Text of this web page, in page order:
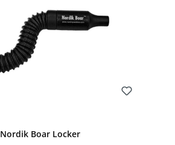
Nordik Boar Locker